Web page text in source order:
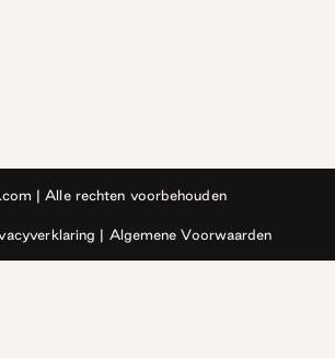
| Alle rechten voorbehouden
| Algemene Voorwaarden